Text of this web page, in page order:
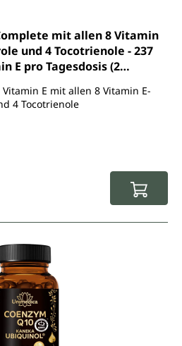
von 4.8 von 5 Sternen
mit allen 8 Vitamin
und 4 Tocotrienole - 237
E pro Tagesdosis (2
E mit allen 8 Vitamin E-
4 Tocotrienole